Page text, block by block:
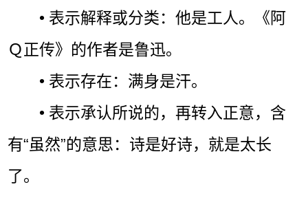
• 表示解释或分类：他是工人。《阿
Ｑ正传》的作者是鲁迅。
• 表示存在：满身是汗。
• 表示承认所说的，再转入正意，含
有“虽然”的意思：诗是好诗，就是太长
了。